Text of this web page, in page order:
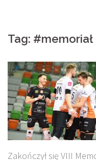
Tag: #memoriał
Zakończył się VIII